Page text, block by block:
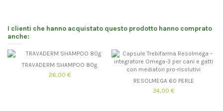
I clienti che hanno acquistato questo prodotto hanno comprato
anche:
TRAVADERM SHAMPOO 80g
26,00 €
RESOLMEGA 60 PERLE
34,00 €